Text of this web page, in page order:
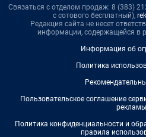
Связаться с отделом продаж: 8 (383)
с сотового бесплатный),
Редакция сайта не несет
информации, содержащейся в
Информация об
Политика
Пользовательское соглашение
Политика конфиденциальности и
правила